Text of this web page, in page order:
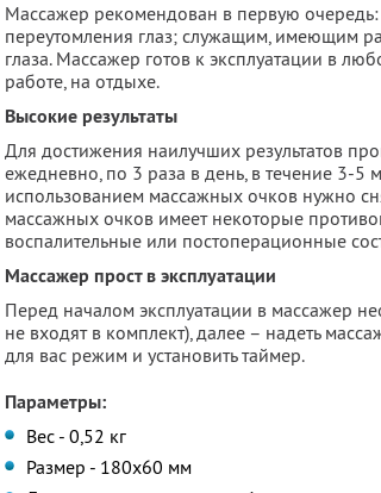
Массажер рекомендован в первую
переутомления глаз; служащим, имеющим
глаза. Массажер готов к эксплуатации в
работе, на отдыхе.
Высокие результаты
Для достижения наилучших результатов
ежедневно, по 3 раза в день, в течение 3-5
использованием массажных очков нужно
массажных очков имеет некоторые
воспалительные или постоперационные
Массажер прост в эксплуатации
Перед началом эксплуатации в массажер
не входят в комплект), далее – надеть
для вас режим и установить таймер.
Параметры:
Вес - 0,52 кг
Размер - 180x60 мм